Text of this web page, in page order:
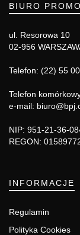
BIURO
ul. Resorowa 10
02-956
Telefon: (22) 55
Telefon
e-mail:
NIP: 951-21-36-
REGON:
INFORMACJE
Regulamin
Polityka Cookies